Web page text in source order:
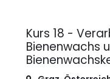
Kurs 18 -
Bienenwachs